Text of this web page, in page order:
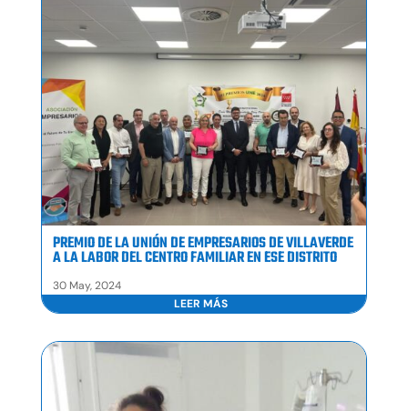
PREMIO DE LA UNIÓN DE EMPRESARIOS DE VILLAVERDE
A LA LABOR DEL CENTRO FAMILIAR EN ESE DISTRITO
30 May, 2024
LEER MÁS